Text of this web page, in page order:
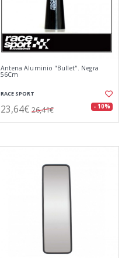
Antena Aluminio "Bullet". Negra
56Cm
RACE SPORT
23,64€ 26,41€ - 10%